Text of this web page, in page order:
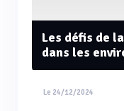
Les défis de
dans les
Le 24/12/2024